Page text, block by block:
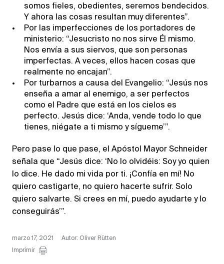
somos fieles, obedientes, seremos bendecidos.
Y ahora las cosas resultan muy diferentes”.
Por las imperfecciones de los portadores de
ministerio: “Jesucristo no nos sirve Él mismo.
Nos envía a sus siervos, que son personas
imperfectas. A veces, ellos hacen cosas que
realmente no encajan”.
Por turbarnos a causa del Evangelio: “Jesús nos
enseña a amar al enemigo, a ser perfectos
como el Padre que está en los cielos es
perfecto. Jesús dice: ‘Anda, vende todo lo que
tienes, niégate a ti mismo y sígueme’”.
Pero pase lo que pase, el Apóstol Mayor Schneider
señala que “Jesús dice: ‘No lo olvidéis: Soy yo quien
lo dice. He dado mi vida por ti. ¡Confía en mí! No
quiero castigarte, no quiero hacerte sufrir. Solo
quiero salvarte. Si crees en mí, puedo ayudarte y lo
conseguirás’”.
marzo 17, 2021
Autor: Oliver Rütten
Imprimir